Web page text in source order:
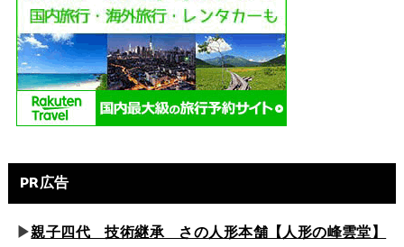
PR広告
▶親子四代 技術継承 さの人形本舗【人形の峰雲堂】